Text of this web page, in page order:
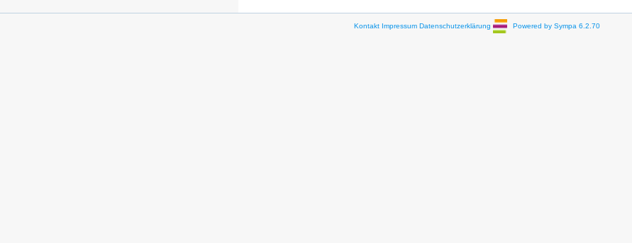
Kontakt Impressum Datenschutzerklärung Powered by Sympa 6.2.70